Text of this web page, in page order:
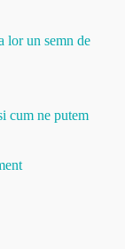
lor un semn de
cum ne putem